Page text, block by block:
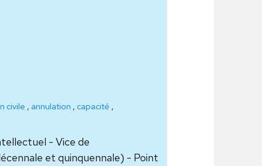
civile , annulation , capacité ,
- Vice de
et quinquennale) - Point